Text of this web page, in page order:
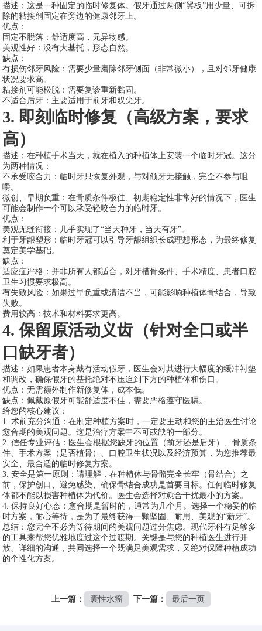
描述：这是一种固定的临时修复体。假牙通过两侧“翼板”用少量、可拆
除的粘接剂固定在旁边的健康邻牙上。
优点：
固定不脱落：舒适度高，无异物感。
美观性好：没有大基托，形态自然。
缺点：
有损伤邻牙风险：需要少量磨除邻牙侧面（非常微小），且对邻牙健康
状况要求高。
粘接剂可能松脱：需要复诊重新黏固。
不适合后牙：主要适用于前牙和双尖牙。
3. 即刻临时修复（高级方案，要求
高）
描述：在种植手术当天，就在植入的种植体上安装一个临时牙冠。这分
为两种情况：
不承受咬合力：临时牙只恢复外观，与对颌牙无接触，完全不参与咀
嚼。
微创、早期负重：在骨质条件极佳、初期稳定性非常好的情况下，医生
可能会制作一个可以承受轻咬合力的临时牙。
优点：
美观无缝衔接：几乎实现了“当天种牙，当天有牙”。
利于牙龈塑形：临时牙冠可以引导牙龈组织长成理想形态，为最终修复
奠定美学基础。
缺点：
适应症严格：并非所有人都适合，对牙槽骨条件、手术精度、患者口腔
卫生习惯要求极高。
有失败风险：如果过早负重或清洁不当，可能影响种植体骨结合，导致
失败。
费用较高：技术和材料要求更高。
4. 保留原活动义齿（针对全口或半
口缺牙者）
描述：如果患者本身戴有活动假牙，医生会对其进行大幅度的缓冲衬垫
和调改，确保假牙的基托绝对不压迫到下方的种植体和伤口。
优点：无需额外制作新修复体，成本低。
缺点：佩戴原假牙可能舒适度不佳，需要严格遵守医嘱。
给您的核心建议：
1. 术前充分沟通：在制定种植方案时，一定要主动和您的主治医生讨论
愈合期的美观问题。这是治疗方案中不可或缺的一部分。
2. 信任专业评估：医生会根据您缺牙的位置（前牙还是后牙）、骨质条
件、手术方案（是否植骨）、口腔卫生状况以及经济预算，为您推荐最
安全、最合适的临时修复方案。
3. 安全是第一原则：请理解，在种植体与骨骼完全长牢（骨结合）之
前，保护创口、避免感染、确保骨结合成功是首要目标。任何临时修复
体都不能以损害种植体为代价。医生会选择对愈合干扰最小的方案。
4. 保持良好心态：愈合期是暂时的，通常为几个月。选择一个稳妥的临
时方案，耐心等待，是为了最终获得一颗坚固、耐用、美观的“新牙”。
总结：您完全不必为等待期间的美观问题过分焦虑。现代牙科有足够多
的工具来帮您优雅地度过这个过渡期。关键是与您的种植医生进行开
放、详细的沟通，共同选择一个既满足美观需求，又绝对保障种植成功
的个性化方案。
上一篇： ​囊性水瘤 下一篇： 最后一页